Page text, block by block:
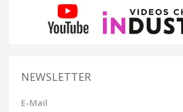
NEWSLETTER
E-Mail